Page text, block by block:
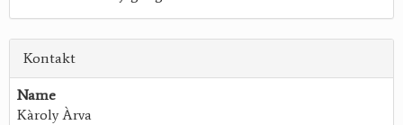
Kontakt
Name
Kàroly Àrva